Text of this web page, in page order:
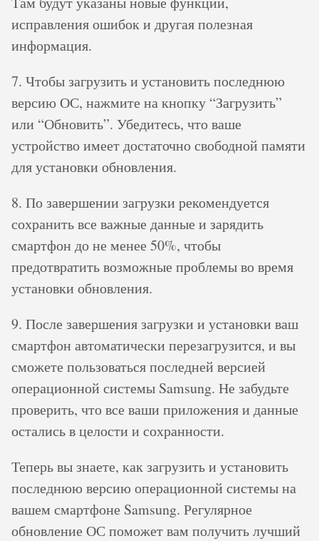
исправления ошибок и другая полезная
информация.
7. Чтобы загрузить и установить последнюю
версию ОС, нажмите на кнопку “Загрузить”
или “Обновить”. Убедитесь, что ваше
устройство имеет достаточно свободной памяти
для установки обновления.
8. По завершении загрузки рекомендуется
сохранить все важные данные и зарядить
смартфон до не менее 50%, чтобы
предотвратить возможные проблемы во время
установки обновления.
9. После завершения загрузки и установки ваш
смартфон автоматически перезагрузится, и вы
сможете пользоваться последней версией
операционной системы Samsung. Не забудьте
проверить, что все ваши приложения и данные
остались в целости и сохранности.
Теперь вы знаете, как загрузить и установить
последнюю версию операционной системы на
вашем смартфоне Samsung. Регулярное
обновление ОС поможет вам получить лучший